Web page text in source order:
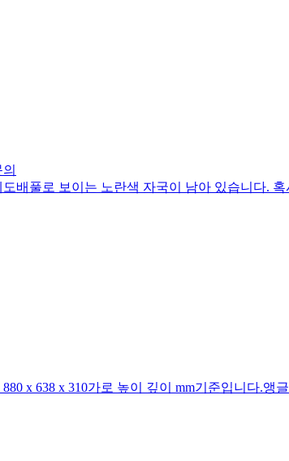
배풀로 보이는 노란색 자국이 남아 있습니다.
치 전 중고 구매를 하려고 하는데앵글 사이